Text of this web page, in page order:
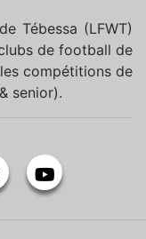
Tébessa (LFWT)
de football de
compétitions de
senior).